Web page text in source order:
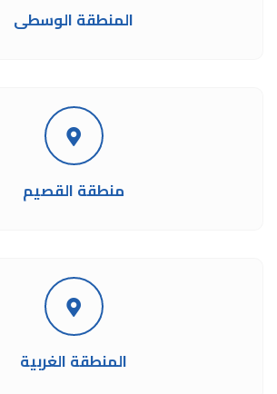
المنطقة الوسطى
منطقة القصيم
المنطقة الغربية